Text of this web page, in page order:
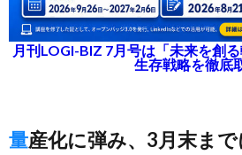
月刊LOGI-BIZ 7月号は「未来を創
生存戦略を徹底
量産化に弾み、3月末までに実際の飛行実